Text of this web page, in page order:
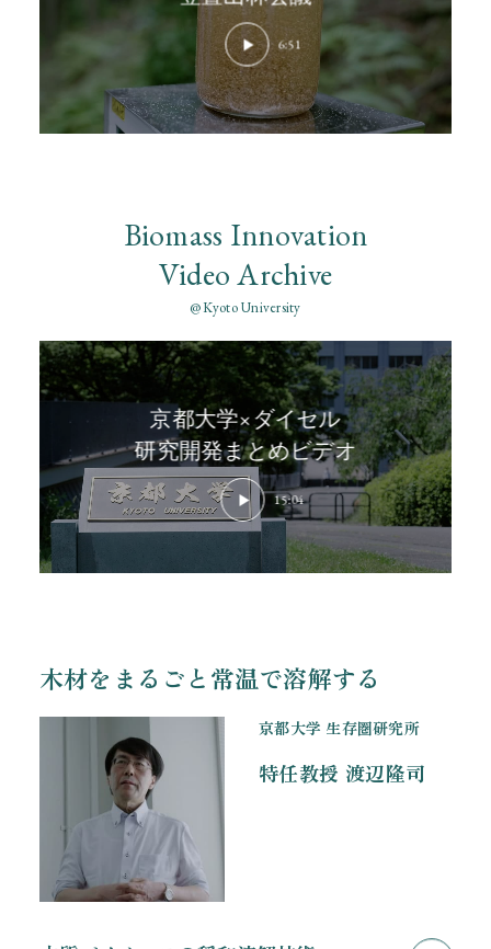
ルネッサンスを起こす石油代替をやることと、もっ
と身近な形で利用してもらえる地域の活性化に使っ
ていただくこと、この二つを同時に行えるのが、こ
の構想の大切なところです。
6:51
Biomass Innovation
Video Archive
@Kyoto University
京都大学×ダイセル
研究開発まとめビデオ
15:04
木材をまるごと常温で溶解する
京都大学 生存圏研究所
特任教授 渡辺隆司